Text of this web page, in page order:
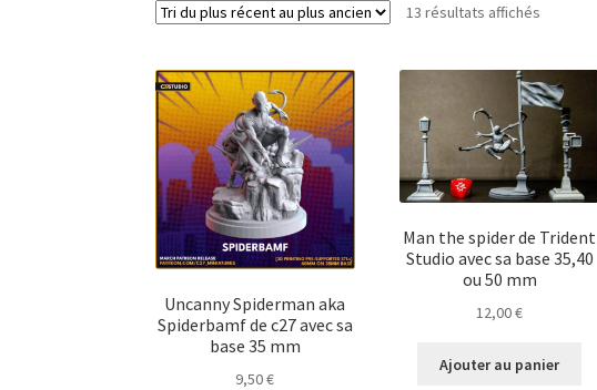
13 résultats affichés
récent
au
plus
ancien
Uncanny Spiderman aka
Spiderbamf de c27 avec sa
base 35 mm
9,50€
Man the spider de Trident
Studio avec sa base 35,40
ou 50 mm
12,00€
Ajouter au panier